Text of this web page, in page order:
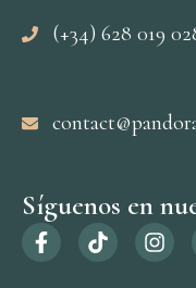
(+34) 628 019
Síguenos en